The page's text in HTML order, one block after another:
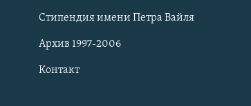
Стипендия имени Петра Вайля
Архив 1997-2006
Контакт